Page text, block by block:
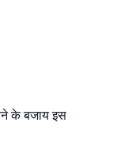
के बजाय इस